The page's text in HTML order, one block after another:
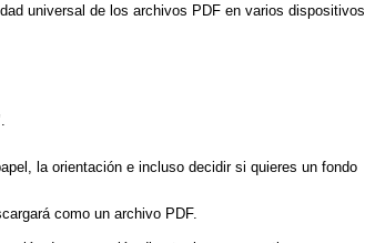
universal de los archivos PDF en varios dispositivos
la orientación e incluso decidir si quieres un fondo
como un archivo PDF.